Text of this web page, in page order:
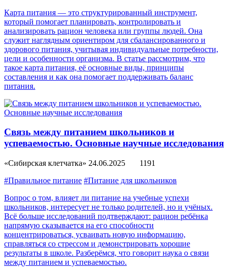
Карта питания — это структурированный инструмент,
который помогает планировать, контролировать и
анализировать рацион человека или группы людей. Она
служит наглядным ориентиром для сбалансированного и
здорового питания, учитывая индивидуальные потребности,
цели и особенности организма. В статье рассмотрим, что
такое карта питания, её основные виды, принципы
составления и как она помогает поддерживать баланс
питания.
Связь между питанием школьников и
успеваемостью. Основные научные исследования
«Сибирская клетчатка» 24.06.2025
1191
#Правильное питание #Питание для школьников
Вопрос о том, влияет ли питание на учебные успехи
школьников, интересует не только родителей, но и учёных.
Всё больше исследований подтверждают: рацион ребёнка
напрямую сказывается на его способности
концентрироваться, усваивать новую информацию,
справляться со стрессом и демонстрировать хорошие
результаты в школе. Разберёмся, что говорит наука о связи
между питанием и успеваемостью.